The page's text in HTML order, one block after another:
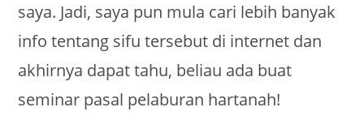
saya. Jadi, saya pun mula cari lebih banyak
info tentang sifu tersebut di internet dan
akhirnya dapat tahu, beliau ada buat
seminar pasal pelaburan hartanah!